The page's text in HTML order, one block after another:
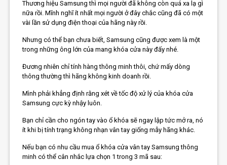
Thương hiệu Samsung thì mọi người đã không còn quá xa lạ gì
nữa rồi. Mĩnh nghĩ ít nhất mọi người ở đây chắc cũng đã có một
vài lần sử dụng điện thoại của hãng này rồi.
Nhưng có thể bạn chưa biết, Samsung cũng được xem là một
trong những ông lớn của mang khóa cửa này đấy nhé.
Đương nhiên chỉ tính hàng thông minh thôi, chứ mấy dòng
thông thường thì hãng không kinh doanh rồi.
Mình phải khẳng định rằng xét về tốc độ xử lý của khóa cửa
Samsung cực kỳ nhậy luôn.
Bạn chỉ cần cho ngón tay vào ổ khóa sẽ ngay lập tức mở ra, nó
ít khi bị tính trạng không nhạn vân tay giống mẫy hãng khác.
Nếu bạn có nhu cầu mua ổ khóa cửa vân tay Samsung thông
minh có thể cân nhắc lựa chọn 1 trong 3 mã sau: